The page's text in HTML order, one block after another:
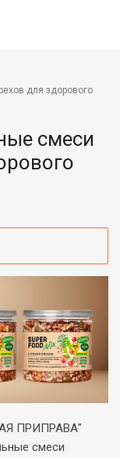
для здорового
смеси
ПРИПРАВА"
смеси